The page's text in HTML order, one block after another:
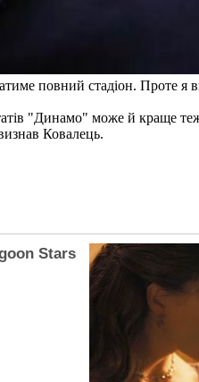
повний стадіон. Проте
"Динамо" може й краще
Ковалець.